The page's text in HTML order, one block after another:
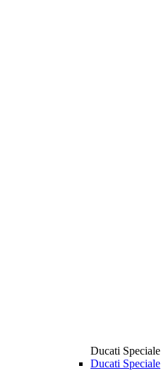
Ducati Speciale
Ducati Speciale